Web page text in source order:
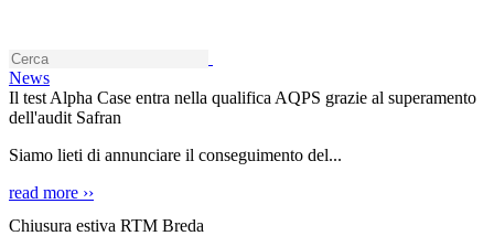
News
Il test Alpha Case entra nella qualifica AQPS grazie al superamento
dell'audit Safran
Siamo lieti di annunciare il conseguimento del...
read more ››
Chiusura estiva RTM Breda